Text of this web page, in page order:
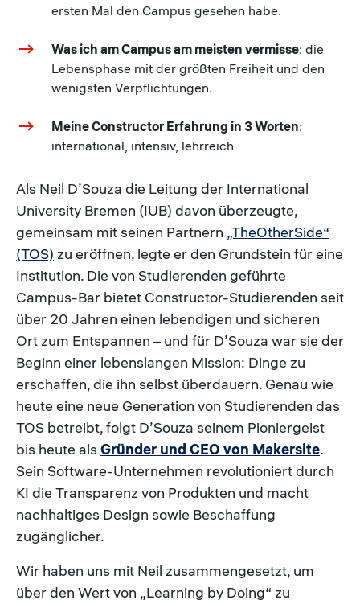
ersten Mal den Campus gesehen habe.
Was ich am Campus am meisten vermisse: die
Lebensphase mit der größten Freiheit und den
wenigsten Verpflichtungen.
Meine Constructor Erfahrung in 3 Worten:
international, intensiv, lehrreich
Als Neil D’Souza die Leitung der International
University Bremen (IUB) davon überzeugte,
gemeinsam mit seinen Partnern „TheOtherSide“
(TOS) zu eröffnen, legte er den Grundstein für eine
Institution. Die von Studierenden geführte
Campus-Bar bietet Constructor-Studierenden seit
über 20 Jahren einen lebendigen und sicheren
Ort zum Entspannen – und für D’Souza war sie der
Beginn einer lebenslangen Mission: Dinge zu
erschaffen, die ihn selbst überdauern. Genau wie
heute eine neue Generation von Studierenden das
TOS betreibt, folgt D’Souza seinem Pioniergeist
bis heute als Gründer und CEO von Makersite.
Sein Software-Unternehmen revolutioniert durch
KI die Transparenz von Produkten und macht
nachhaltiges Design sowie Beschaffung
zugänglicher.
Wir haben uns mit Neil zusammengesetzt, um
über den Wert von „Learning by Doing“ zu